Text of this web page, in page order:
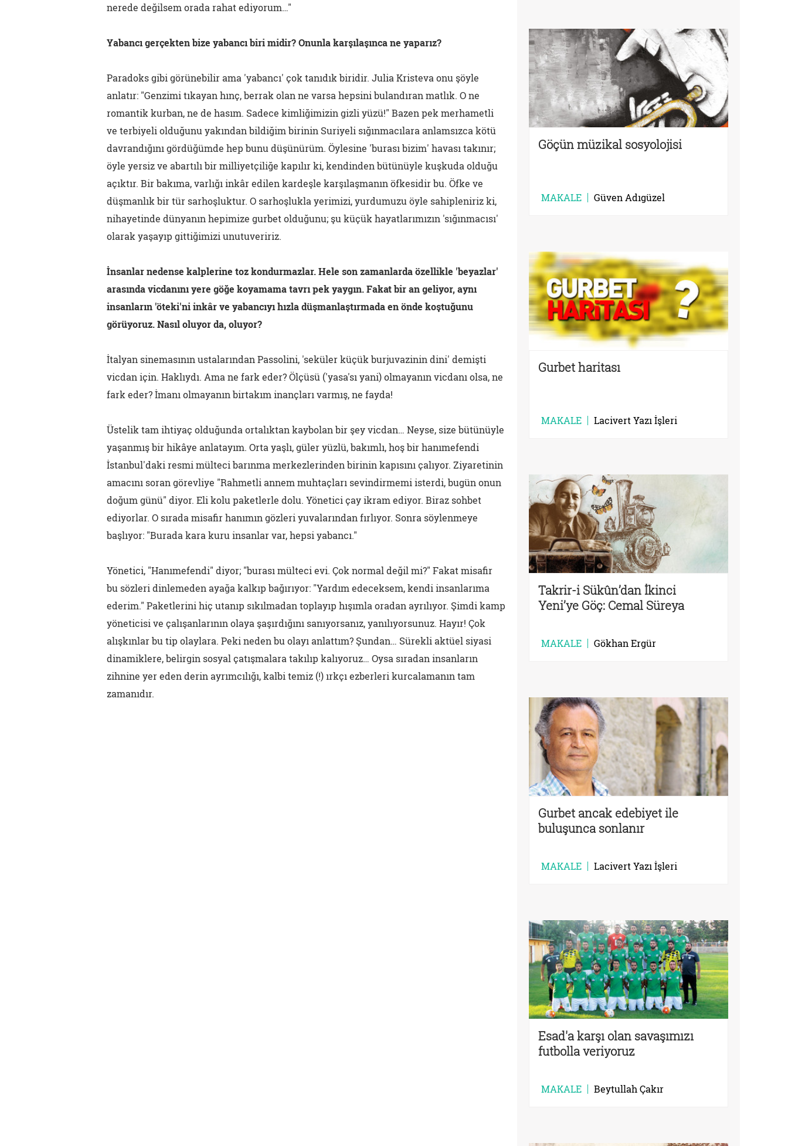
nerede değilsem orada rahat ediyorum…"
Yabancı gerçekten bize yabancı biri midir? Onunla karşılaşınca ne yaparız?
Paradoks gibi görünebilir ama 'yabancı' çok tanıdık biridir. Julia Kristeva onu şöyle
anlatır: "Genzimi tıkayan hınç, berrak olan ne varsa hepsini bulandıran matlık. O ne
romantik kurban, ne de hasım. Sadece kimliğimizin gizli yüzü!" Bazen pek merhametli
ve terbiyeli olduğunu yakından bildiğim birinin Suriyeli sığınmacılara anlamsızca kötü
davrandığını gördüğümde hep bunu düşünürüm. Öylesine 'burası bizim' havası takınır;
öyle yersiz ve abartılı bir milliyetçiliğe kapılır ki, kendinden bütünüyle kuşkuda olduğu
açıktır. Bir bakıma, varlığı inkâr edilen kardeşle karşılaşmanın öfkesidir bu. Öfke ve
düşmanlık bir tür sarhoşluktur. O sarhoşlukla yerimizi, yurdumuzu öyle sahipleniriz ki,
nihayetinde dünyanın hepimize gurbet olduğunu; şu küçük hayatlarımızın 'sığınmacısı'
olarak yaşayıp gittiğimizi unutuveririz.
İnsanlar nedense kalplerine toz kondurmazlar. Hele son zamanlarda özellikle 'beyazlar'
arasında vicdanını yere göğe koyamama tavrı pek yaygın. Fakat bir an geliyor, aynı
insanların 'öteki'ni inkâr ve yabancıyı hızla düşmanlaştırmada en önde koştuğunu
görüyoruz. Nasıl oluyor da, oluyor?
İtalyan sinemasının ustalarından Passolini, 'seküler küçük burjuvazinin dini' demişti
vicdan için. Haklıydı. Ama ne fark eder? Ölçüsü ('yasa'sı yani) olmayanın vicdanı olsa, ne
fark eder? İmanı olmayanın birtakım inançları varmış, ne fayda!
Üstelik tam ihtiyaç olduğunda ortalıktan kaybolan bir şey vicdan… Neyse, size bütünüyle
yaşanmış bir hikâye anlatayım. Orta yaşlı, güler yüzlü, bakımlı, hoş bir hanımefendi
İstanbul'daki resmi mülteci barınma merkezlerinden birinin kapısını çalıyor. Ziyaretinin
amacını soran görevliye "Rahmetli annem muhtaçları sevindirmemi isterdi, bugün onun
doğum günü" diyor. Eli kolu paketlerle dolu. Yönetici çay ikram ediyor. Biraz sohbet
ediyorlar. O sırada misafir hanımın gözleri yuvalarından fırlıyor. Sonra söylenmeye
başlıyor: "Burada kara kuru insanlar var, hepsi yabancı."
Yönetici, "Hanımefendi" diyor; "burası mülteci evi. Çok normal değil mi?" Fakat misafir
bu sözleri dinlemeden ayağa kalkıp bağırıyor: "Yardım edeceksem, kendi insanlarıma
ederim." Paketlerini hiç utanıp sıkılmadan toplayıp hışımla oradan ayrılıyor. Şimdi kamp
yöneticisi ve çalışanlarının olaya şaşırdığını sanıyorsanız, yanılıyorsunuz. Hayır! Çok
alışkınlar bu tip olaylara. Peki neden bu olayı anlattım? Şundan… Sürekli aktüel siyasi
dinamiklere, belirgin sosyal çatışmalara takılıp kalıyoruz… Oysa sıradan insanların
zihnine yer eden derin ayrımcılığı, kalbi temiz (!) ırkçı ezberleri kurcalamanın tam
zamanıdır.
Göçün müzikal sosyolojisi
MAKALE Güven Adıgüzel
Gurbet haritası
MAKALE Lacivert Yazı İşleri
Takrir-i Sükûn’dan İkinci
Yeni’ye Göç: Cemal Süreya
MAKALE Gökhan Ergür
Gurbet ancak edebiyet ile
buluşunca sonlanır
MAKALE Lacivert Yazı İşleri
Esad'a karşı olan savaşımızı
futbolla veriyoruz
MAKALE Beytullah Çakır